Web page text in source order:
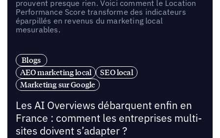
prouvent presque rien. Voici comment le Location
Performance Score transforme des indicateurs
éparpillés en revenus du marketing local
mesurables.
Blogs
AEO marketing local
SEO local
Marketing sur Google
Les AI Overviews débarquent enfin en
France : comment les entreprises multi-
sites doivent s’adapter ?